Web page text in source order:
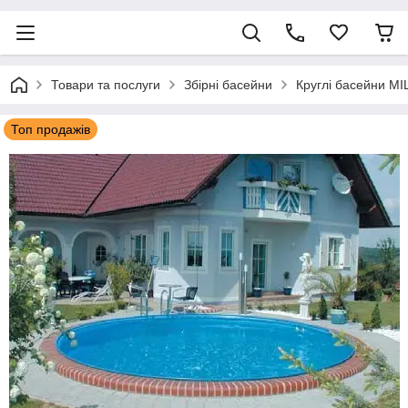
Товари та послуги Збірні басейни Круглі басейни
Топ продажів